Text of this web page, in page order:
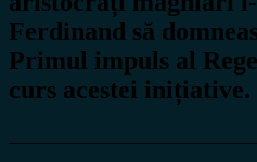
Ferdinand să
Primul impuls al
curs acestei inițiative.